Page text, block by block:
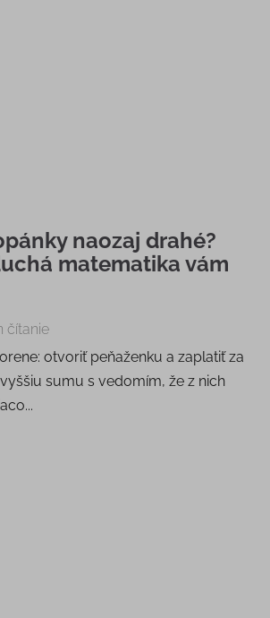
naozaj drahé?
matematika vám
čítanie
otvoriť peňaženku a zaplatiť za
sumu s vedomím, že z nich